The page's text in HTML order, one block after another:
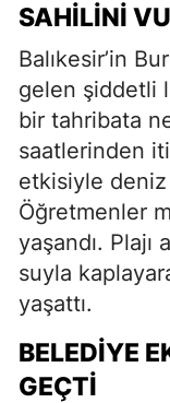
SAHILINI
Balıkesir’in
gelen şiddetli
bir tahribata
saatlerinden
etkisiyle deniz
Öğretmenler
yaşandı. Plajı
suyla
yaşattı.
BELEDIYE
GEÇTI